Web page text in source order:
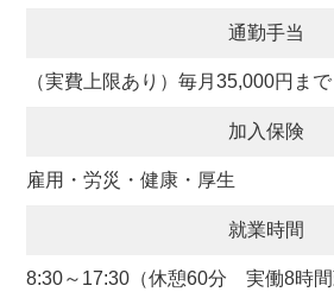
通勤手当
（実費上限あり）毎月35,000円
加入保険
雇用・労災・健康・厚生
就業時間
8:30～17:30（休憩60分 実働8時間